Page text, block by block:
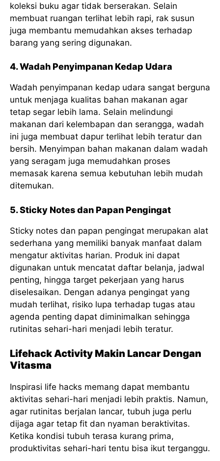
koleksi buku agar tidak berserakan. Selain
membuat ruangan terlihat lebih rapi, rak susun
juga membantu memudahkan akses terhadap
barang yang sering digunakan.
4. Wadah Penyimpanan Kedap Udara
Wadah penyimpanan kedap udara sangat berguna
untuk menjaga kualitas bahan makanan agar
tetap segar lebih lama. Selain melindungi
makanan dari kelembapan dan serangga, wadah
ini juga membuat dapur terlihat lebih teratur dan
bersih. Menyimpan bahan makanan dalam wadah
yang seragam juga memudahkan proses
memasak karena semua kebutuhan lebih mudah
ditemukan.
5. Sticky Notes dan Papan Pengingat
Sticky notes dan papan pengingat merupakan alat
sederhana yang memiliki banyak manfaat dalam
mengatur aktivitas harian. Produk ini dapat
digunakan untuk mencatat daftar belanja, jadwal
penting, hingga target pekerjaan yang harus
diselesaikan. Dengan adanya pengingat yang
mudah terlihat, risiko lupa terhadap tugas atau
agenda penting dapat diminimalkan sehingga
rutinitas sehari-hari menjadi lebih teratur.
Lifehack Activity Makin Lancar Dengan
Vitasma
Inspirasi life hacks memang dapat membantu
aktivitas sehari-hari menjadi lebih praktis. Namun,
agar rutinitas berjalan lancar, tubuh juga perlu
dijaga agar tetap fit dan nyaman beraktivitas.
Ketika kondisi tubuh terasa kurang prima,
produktivitas sehari-hari tentu bisa ikut terganggu.